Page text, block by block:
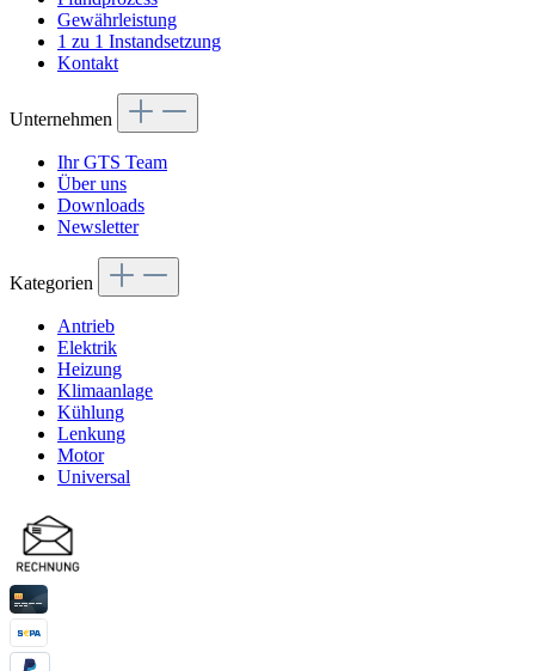
Gewährleistung
1 zu 1 Instandsetzung
Kontakt
Unternehmen
Ihr GTS Team
Über uns
Downloads
Newsletter
Kategorien
Antrieb
Elektrik
Heizung
Klimaanlage
Kühlung
Lenkung
Motor
Universal